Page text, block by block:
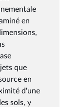
en
que
en
d'une
sols, y